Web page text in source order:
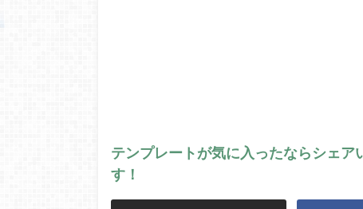
テンプレートが気に入ったならシェア
す！